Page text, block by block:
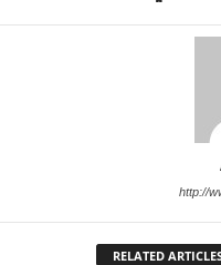
http://
RELATED